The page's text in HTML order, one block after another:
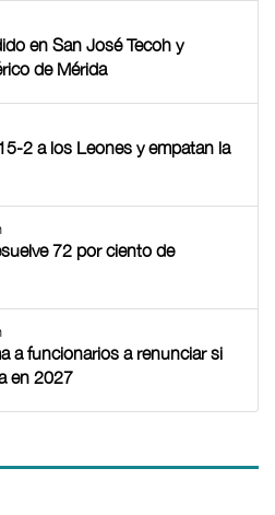
en San José Tecoh y
de Mérida
2 a los Leones y empatan la
72 por ciento de
a funcionarios a renunciar si
en 2027